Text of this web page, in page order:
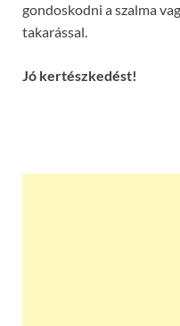
gondoskodni a szalma
takarással.
Jó kertészkedést!